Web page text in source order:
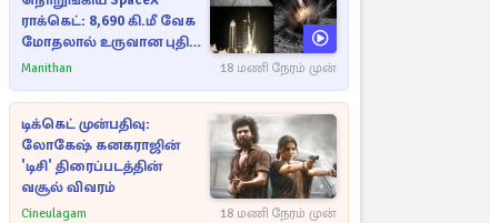
ராக்கெட்: 8,690 கி.மீ வேக
மோதலால் உருவான புதிய
பள்ளம்!
Manithan 18 மணி நேரம் முன்
டிக்கெட் முன்பதிவு:
லோகேஷ் கனகராஜின்
'டிசி' திரைப்படத்தின்
வசூல் விவரம்
Cineulagam 18 மணி நேரம் முன்